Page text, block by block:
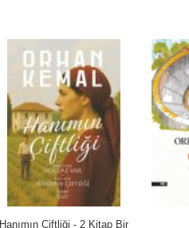
Hanımın Çiftliği - 2 Kitap Bir